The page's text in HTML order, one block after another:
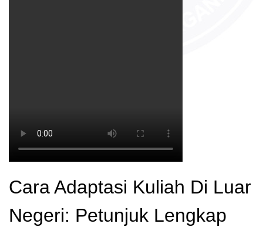
Cara Adaptasi Kuliah Di Luar
Negeri: Petunjuk Lengkap